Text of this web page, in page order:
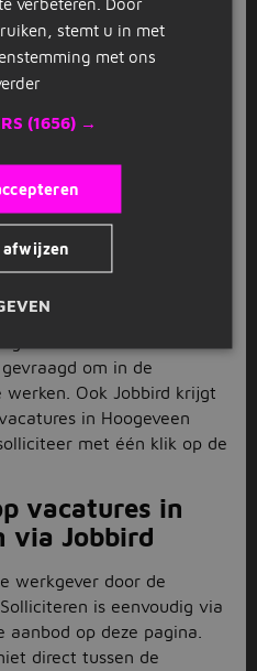
je ook zoekt, je vindt
Hoogeveen.
leuke bijbaan in
bankrekening, maar
meer hebt voor
of andere
dan de bijbaan
als restaurants
om in de
Ook Jobbird krijgt
in Hoogeveen
met één klik op de
vacatures in
via Jobbird
werkgever door de
is eenvoudig via
aanbod op deze pagina.
direct tussen de
stemt u in met
met ons
(1656) →